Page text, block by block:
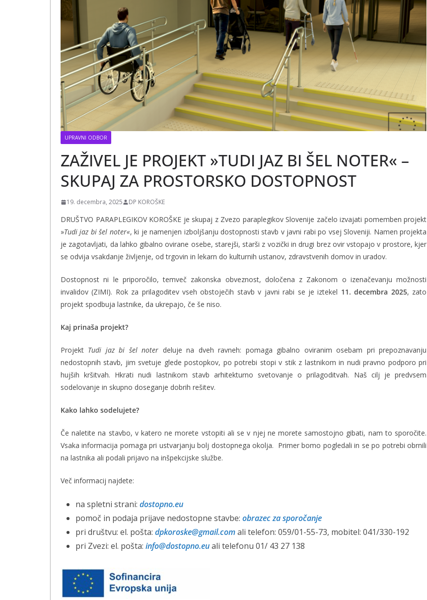
UPRAVNI ODBOR
ZAŽIVEL JE PROJEKT »TUDI JAZ BI ŠEL NOTER« –
SKUPAJ ZA PROSTORSKO DOSTOPNOST
19. decembra, 2025 DP KOROŠKE
DRUŠTVO PARAPLEGIKOV KOROŠKE je skupaj z Zvezo paraplegikov Slovenije začelo izvajati pomemben projekt
»Tudi jaz bi šel noter«, ki je namenjen izboljšanju dostopnosti stavb v javni rabi po vsej Sloveniji. Namen projekta
je zagotavljati, da lahko gibalno ovirane osebe, starejši, starši z vozički in drugi brez ovir vstopajo v prostore, kjer
se odvija vsakdanje življenje, od trgovin in lekarn do kulturnih ustanov, zdravstvenih domov in uradov.
Dostopnost ni le priporočilo, temveč zakonska obveznost, določena z Zakonom o izenačevanju možnosti
invalidov (ZIMI). Rok za prilagoditev vseh obstoječih stavb v javni rabi se je iztekel 11. decembra 2025, zato
projekt spodbuja lastnike, da ukrepajo, če še niso.
Kaj prinaša projekt?
Projekt Tudi jaz bi šel noter deluje na dveh ravneh: pomaga gibalno oviranim osebam pri prepoznavanju
nedostopnih stavb, jim svetuje glede postopkov, po potrebi stopi v stik z lastnikom in nudi pravno podporo pri
hujših kršitvah. Hkrati nudi lastnikom stavb arhitekturno svetovanje o prilagoditvah. Naš cilj je predvsem
sodelovanje in skupno doseganje dobrih rešitev.
Kako lahko sodelujete?
Če naletite na stavbo, v katero ne morete vstopiti ali se v njej ne morete samostojno gibati, nam to sporočite.
Vsaka informacija pomaga pri ustvarjanju bolj dostopnega okolja. Primer bomo pogledali in se po potrebi obrnili
na lastnika ali podali prijavo na inšpekcijske službe.
Več informacij najdete:
na spletni strani: dostopno.eu
pomoč in podaja prijave nedostopne stavbe: obrazec za sporočanje
pri društvu: el. pošta: dpkoroske@gmail.comali telefon: 059/01-55-73, mobitel: 041/330-192
pri Zvezi: el. pošta: info@dostopno.euali telefonu 01/ 43 27 138